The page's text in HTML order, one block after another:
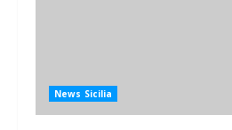
News Sicilia